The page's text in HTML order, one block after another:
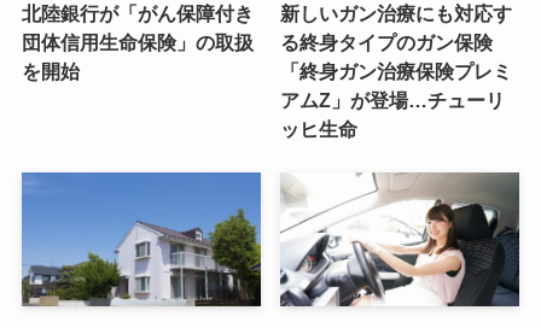
北陸銀行が「がん保障付き
団体信用生命保険」の取扱
を開始
新しいガン治療にも対応す
る終身タイプのガン保険
「終身ガン治療保険プレミ
アムZ」が登場…チューリ
ッヒ生命